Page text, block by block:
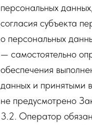
персональных
согласия субъекта
о персональных
— самостоятельно
обеспечения
данных и принятыми
не предусмотрено
3.2. Оператор